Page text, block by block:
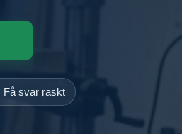
Få svar raskt